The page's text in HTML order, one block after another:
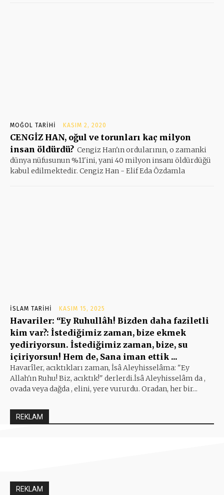
MOĞOL TARIHI KASIM 2, 2020
CENGİZ HAN, oğul ve torunları kaç milyon
insan öldürdü? Cengiz Han'ın ordularının, o zamanki
dünya nüfusunun %11'ini, yani 40 milyon insanı öldürdüğü
kabul edilmektedir. Cengiz Han - Elif Eda Özdamla
İSLAM TARIHI KASIM 15, 2025
Havariler: “Ey Ruhullâh! Bizden daha faziletli
kim var?: İstediğimiz zaman, bize ekmek
yediriyorsun. İstediğimiz zaman, bize, su
içiriyorsun! Hem de, Sana iman ettik ...
Havarîler, acıktıkları zaman, İsâ Aleyhisselâma: "Ey
Allah'ın Ruhu! Biz, acıktık!" derlerdi.İsâ Aleyhisselâm da ,
ovada veya dağda , elini, yere vururdu. Oradan, her bir...
REKLAM
REKLAM